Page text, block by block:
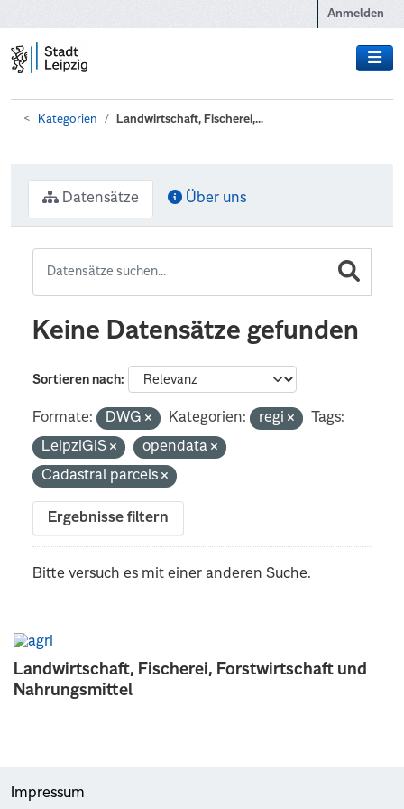
Anmelden
Kategorien Landwirtschaft, Fischerei,...
Landwirtschaft, Fischerei, Forstwirtschaft und
Nahrungsmittel
Datensätze Über uns
Keine Datensätze gefunden
Sortieren nach
Formate: DWG Kategorien: regi
Tags:
LeipziGIS
opendata
Cadastral parcels
Ergebnisse filtern
Bitte versuch es mit einer anderen Suche.
Impressum